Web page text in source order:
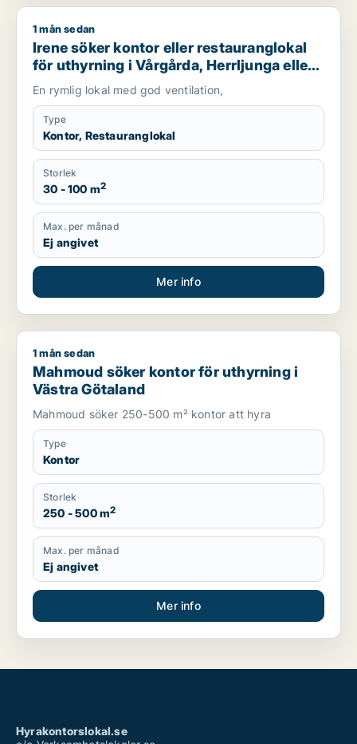
Irene söker kontor eller restauranglokal för uthyrning i
1 mån sedan
Irene söker kontor eller restauranglokal
för uthyrning i Vårgårda, Herrljunga eller
Falköping
En rymlig lokal med god ventilation,
Type
Kontor, Restauranglokal
Storlek
30 - 100 m2
Max. per månad
Ej angivet
Mer info
Mahmoud söker kontor för uthyrning i Västra Götaland
1 mån sedan
Mahmoud söker kontor för uthyrning i
Västra Götaland
Mahmoud söker 250-500 m² kontor att hyra
Type
Kontor
Storlek
250 - 500 m2
Max. per månad
Ej angivet
Mer info
Hyrakontorslokal.se